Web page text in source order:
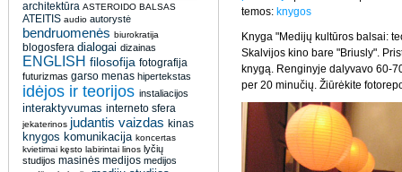
architektūra ASTEROIDO BALSAS
ATEITIS audio autorystė
bendruomenės biurokratija
blogosfera dialogai dizainas
ENGLISH filosofija fotografija
futurizmas garso menas hipertekstas
idėjos ir teorijos instaliacijos
interaktyvumas interneto sfera
jekaterinos judantis vaizdas kinas
knygos komunikacija koncertas
kvietimai kęsto labirintai linos lyčių
studijos masinės medijos medijos
temos: knygos
Knyga "Medijų kultūros balsai:
Skalvijos kino bare "Briusly".
knygą. Renginyje dalyvavo 60-
per 20 minučių. Žiūrėkite